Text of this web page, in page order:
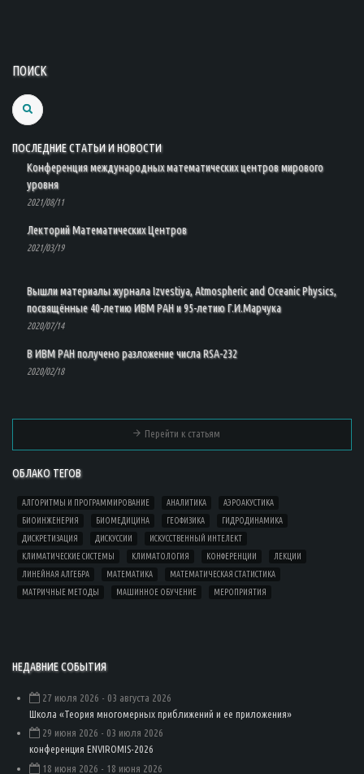
ПОИСК
Search
ПОСЛЕДНИЕ СТАТЬИ И НОВОСТИ
Конференция международных математических центров мирового
уровня
2021/08/11
Лекторий Математических Центров
2021/03/19
Вышли материалы журнала Izvestiya, Atmospheric and Oceanic Physics,
посвящённые 40-летию ИВМ РАН и 95-летию Г.И.Марчука
2020/07/14
В ИВМ РАН получено разложение числа RSA-232
2020/02/18
Перейти к статьям
ОБЛАКО ТЕГОВ
АЛГОРИТМЫ И ПРОГРАММИРОВАНИЕ АНАЛИТИКА
АЭРОАКУСТИКА
БИОИНЖЕНЕРИЯ
БИОМЕДИЦИНА ГЕОФИЗИКА
ГИДРОДИНАМИКА
ДИСКРЕТИЗАЦИЯ
ДИСКУССИИ
ИСКУССТВЕННЫЙ ИНТЕЛЕКТ
КЛИМАТИЧЕСКИЕ СИСТЕМЫ
КЛИМАТОЛОГИЯ КОНФЕРЕНЦИИ
ЛЕКЦИИ
ЛИНЕЙНАЯ АЛГЕБРА
МАТЕМАТИКА
МАТЕМАТИЧЕСКАЯ СТАТИСТИКА
МАТРИЧНЫЕ МЕТОДЫ
МАШИННОЕ ОБУЧЕНИЕ МЕРОПРИЯТИЯ
НЕДАВНИЕ СОБЫТИЯ
27 июля 2026 - 03 августа 2026
Школа «Теория многомерных приближений и ее приложения»
29 июня 2026 - 03 июля 2026
конференция ENVIROMIS-2026
18 июня 2026 - 18 июня 2026